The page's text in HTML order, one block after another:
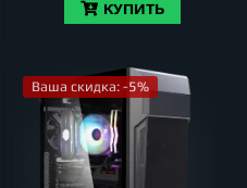
КУПИТЬ
Ваша скидка: -5%